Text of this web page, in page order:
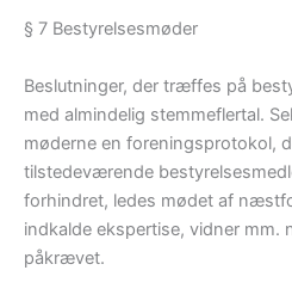
§ 7 Bestyrelsesmøder
Beslutninger, der træffes på
med almindelig stemmeflertal.
møderne en foreningsprotokol,
tilstedeværende
forhindret, ledes mødet af
indkalde ekspertise, vidner mm.
påkrævet.